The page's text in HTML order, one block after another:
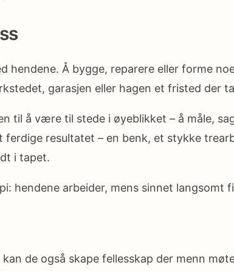
hendene. Å bygge, reparere eller forme
garasjen eller hagen et fristed der
til å være til stede i øyeblikket – å måle,
resultatet – en benk, et stykke
i tapet.
hendene arbeider, mens sinnet langsomt
de også skape fellesskap der menn